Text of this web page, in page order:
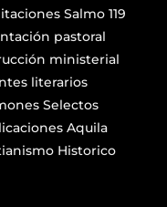
Salmo 119
pastoral
ministerial
literarios
Selectos
Aquila
Historico